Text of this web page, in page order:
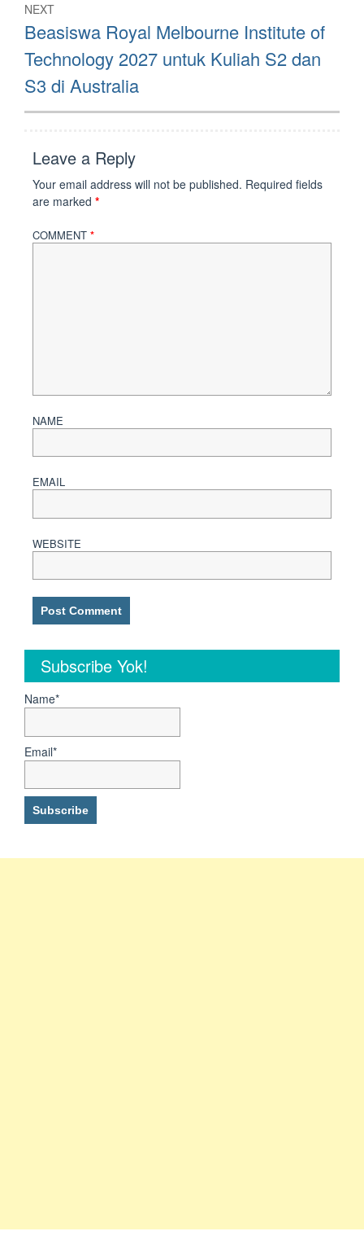
NEXT
Next
post:
Beasiswa Royal Melbourne Institute of
Technology 2027 untuk Kuliah S2 dan
S3 di Australia
Leave a Reply
Your email address will not be published. Required fields
are marked *
COMMENT *
NAME
EMAIL
WEBSITE
Subscribe Yok!
Name*
Email*